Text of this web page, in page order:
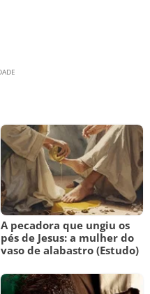
A pecadora que ungiu os
pés de Jesus: a mulher do
vaso de alabastro (Estudo)